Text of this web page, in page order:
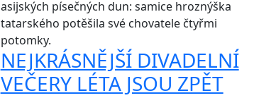
asijských písečných dun: samice hroznýška
tatarského potěšila své chovatele čtyřmi
potomky.
NEJKRÁSNĚJŠÍ DIVADELNÍ
VEČERY LÉTA JSOU ZPĚT